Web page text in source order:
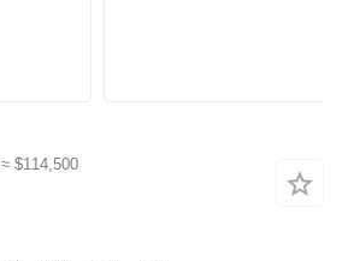
≈ $114,500